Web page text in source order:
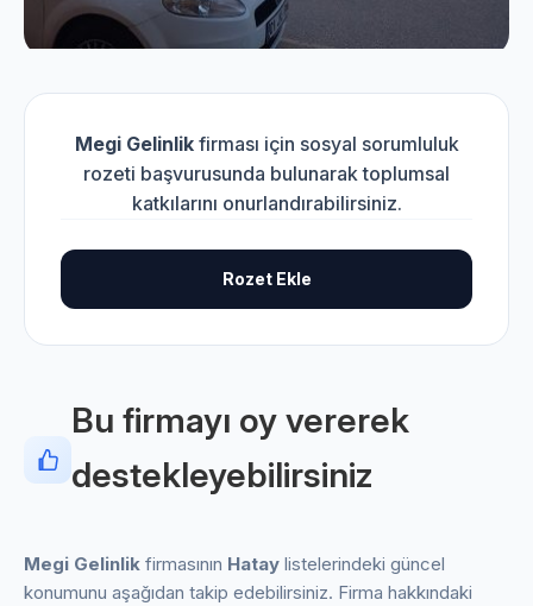
Megi Gelinlikfirması için sosyal sorumluluk
rozeti başvurusunda bulunarak toplumsal
katkılarını onurlandırabilirsiniz.
Rozet Ekle
Bu firmayı oy vererek
destekleyebilirsiniz
Megi Gelinlik firmasının Hatay listelerindeki güncel
konumunu aşağıdan takip edebilirsiniz. Firma hakkındaki